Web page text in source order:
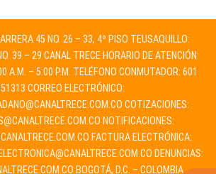
45 NO. 26 – 33, 4º PISO TEUSAQUILLO:
39 – 29 CANAL TRECE HORARIO DE ATENCIÓN:
A.M. – 5:00 P.M. TELÉFONO CONMUTADOR: 601
CORREO ELECTRÓNICO:
COTIZACIONES:
NOTIFICACIONES:
FACTURA ELECTRÓNICA:
DENUNCIAS:
BOGOTÁ, D.C. – COLOMBIA.